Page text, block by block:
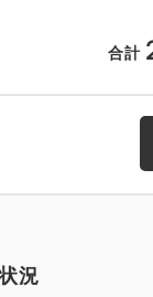
撤収お迎え時
にてお支払いを
料は現金のみ
。
合計
況